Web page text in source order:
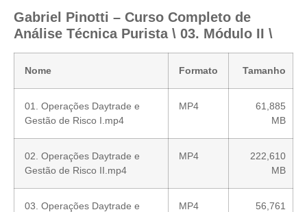
Gabriel Pinotti – Curso Completo de
Análise Técnica Purista \ 03. Módulo II \
Nome Formato Tamanho
01. Operações Daytrade e
Gestão de Risco I.mp4
MP4
61,885
MB
02. Operações Daytrade e
Gestão de Risco II.mp4
MP4
222,610
MB
03. Operações Daytrade e
MP4
56,761